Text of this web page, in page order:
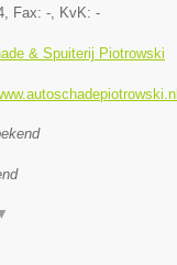
, Fax: -, KvK: -
& Spuiterij Piotrowski